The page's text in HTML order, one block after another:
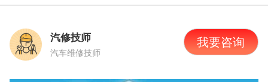
汽修技师
汽车维修技师
我要咨询